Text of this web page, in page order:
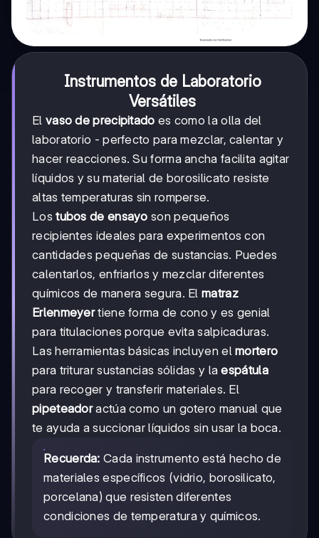
Instrumentos de Laboratorio
Versátiles
El vaso de precipitado es como la olla del
laboratorio - perfecto para mezclar, calentar y
hacer reacciones. Su forma ancha facilita agitar
líquidos y su material de borosilicato resiste
altas temperaturas sin romperse.
Lostubos de ensayo son pequeños
recipientes ideales para experimentos con
cantidades pequeñas de sustancias. Puedes
calentarlos, enfriarlos y mezclar diferentes
químicos de manera segura. Elmatraz
Erlenmeyertiene forma de cono y es genial
para titulaciones porque evita salpicaduras.
Las herramientas básicas incluyen elmortero
para triturar sustancias sólidas y laespátula
para recoger y transferir materiales. El
pipeteadoractúa como un gotero manual que
te ayuda a succionar líquidos sin usar la boca.
Recuerda: Cada instrumento está hecho de
materiales específicos (vidrio, borosilicato,
porcelana) que resisten diferentes
condiciones de temperatura y químicos.